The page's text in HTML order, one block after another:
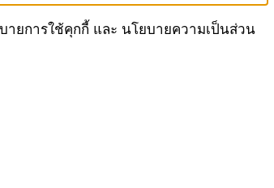
ายการใช้คุกกี้ และ นโยบายความเป็นส่วน